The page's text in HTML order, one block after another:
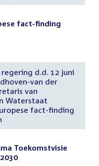
fact-finding
d.d. 12 juni
van der
van
Waterstaat
fact-finding
Toekomstvisie